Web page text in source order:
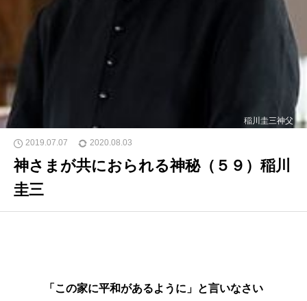
稲川圭三神父
2019.07.07 2020.08.03
神さまが共におられる神秘（５９）稲川
圭三
「この家に平和があるように」と言いなさい